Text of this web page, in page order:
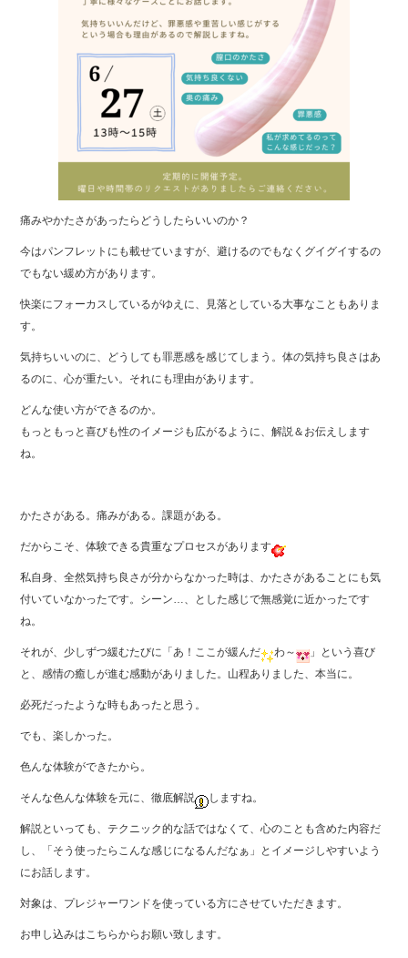
痛みやかたさがあったらどうしたらいいのか？
今はパンフレットにも載せていますが、避けるのでもなくグイグイするの
でもない緩め方があります。
快楽にフォーカスしているがゆえに、見落としている大事なこともありま
す。
気持ちいいのに、どうしても罪悪感を感じてしまう。体の気持ち良さはあ
るのに、心が重たい。それにも理由があります。
どんな使い方ができるのか。
もっともっと喜びも性のイメージも広がるように、解説＆お伝えします
ね。
かたさがある。痛みがある。課題がある。
だからこそ、体験できる貴重なプロセスがあります
私自身、全然気持ち良さが分からなかった時は、かたさがあることにも気
付いていなかったです。シーン…、とした感じで無感覚に近かったです
ね。
それが、少しずつ緩むたびに「あ！ここが緩んだ わ～
」という喜び
と、感情の癒しが進む感動がありました。山程ありました、本当に。
必死だったような時もあったと思う。
でも、楽しかった。
色んな体験ができたから。
そんな色んな体験を元に、徹底解説 しますね。
解説といっても、テクニック的な話ではなくて、心のことも含めた内容だ
し、「そう使ったらこんな感じになるんだなぁ」とイメージしやすいよう
にお話します。
対象は、プレジャーワンドを使っている方にさせていただきます。
お申し込みはこちらからお願い致します。